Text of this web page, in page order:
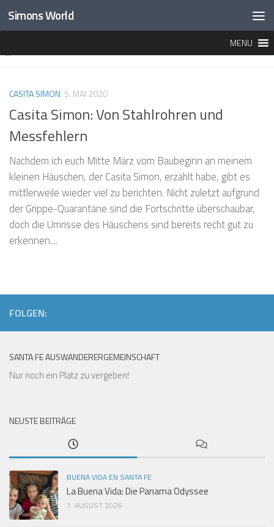
Unter dem Inhalt
Simons World
MENU
CASITA SIMON 5. MAI 2020
Casita Simon: Von Stahlrohren und
Messfehlern
Nachdem ich euch Mitte März vom Baubeginn an meinem
kleinen Häuschen, der Casita Simon, erzählt habe, gibt es
mittlerweile wieder viel zu berichten. Nicht zuletzt aufgrund
der Grippe-Quarantäne sind die Fortschritte überschaubar,
doch die Umrisse des Häuschens sind bereits recht gut zu
erkennen....
FOLGEN:
SANTA FE AUSWANDERERGEMEINSCHAFT
Nur noch ein Platz zu vergeben!
NEUSTE BEITRÄGE
BUENA VIDA EN SANTA FE
La Buena Vida: Die Panama Odyssee
7. AUGUST 2026